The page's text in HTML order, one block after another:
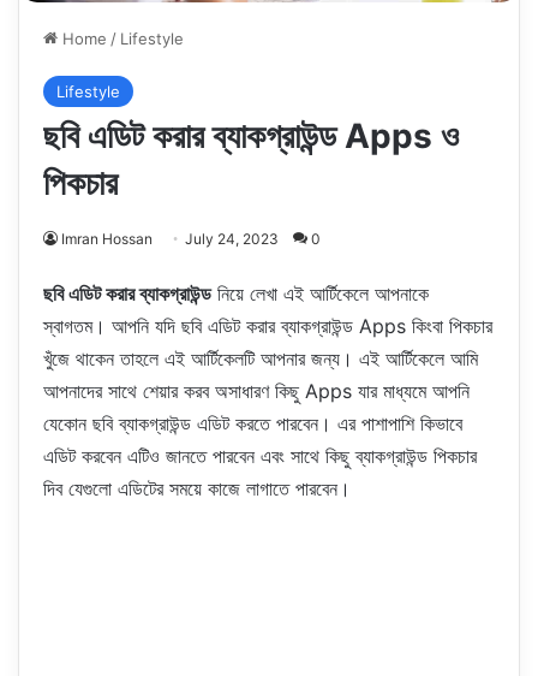
Home / Lifestyle
Lifestyle
ছবি এডিট করার ব্যাকগ্রাউন্ড Apps ও
পিকচার
Imran Hossan July 24, 2023 0
ছবি এডিট করার ব্যাকগ্রাউন্ডনিয়ে লেখা এই আর্টিকেলে আপনাকে
স্বাগতম। আপনি যদি ছবি এডিট করার ব্যাকগ্রাউন্ড Apps কিংবা পিকচার
খুঁজে থাকেন তাহলে এই আর্টিকেলটি আপনার জন্য। এই আর্টিকেলে আমি
আপনাদের সাথে শেয়ার করব অসাধারণ কিছু Apps যার মাধ্যমে আপনি
যেকোন ছবি ব্যাকগ্রাউন্ড এডিট করতে পারবেন। এর পাশাপাশি কিভাবে
এডিট করবেন এটিও জানতে পারবেন এবং সাথে কিছু ব্যাকগ্রাউন্ড পিকচার
দিব যেগুলো এডিটের সময়ে কাজে লাগাতে পারবেন।